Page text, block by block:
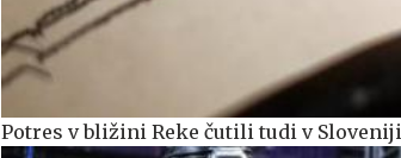
Potres v bližini Reke čutili tudi v Sloveniji